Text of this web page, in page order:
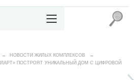
→ НОВОСТИ ЖИЛЫХ КОМПЛЕКСОВ
→
ПОСТРОЯТ УНИКАЛЬНЫЙ ДОМ С ЦИФРОВОЙ